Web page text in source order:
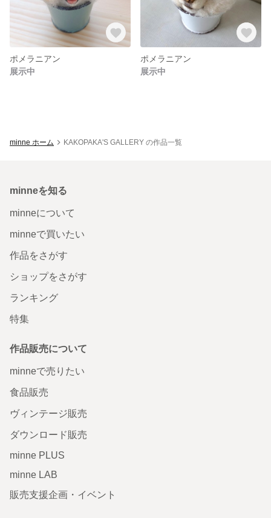
ポメラニアン
展示中
ポメラニアン
展示中
minne ホーム KAKOPAKA'S GALLERY の作品一覧
minneを知る
minneについて
minneで買いたい
作品をさがす
ショップをさがす
ランキング
特集
作品販売について
minneで売りたい
食品販売
ヴィンテージ販売
ダウンロード販売
minne PLUS
minne LAB
販売支援企画・イベント